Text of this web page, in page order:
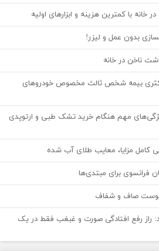
با کمترین هزینه و ابزارهای اولیه
بدون عمل و لیزر!
ناخن در خانه
بیمه شخص ثالث مخصوص خودروهای
مهم هنگام خرید تشک طبی و ارتوپدی
مزایا، معایب طلای آب شده
فرانسوی برای مبتدی‌ها
راز رفع افتادگی صورت و غبغب فقط در یک